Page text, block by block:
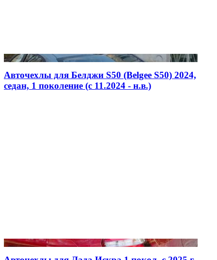
Авточехлы для Белджи S50 (Belgee S50) 2024,
седан, 1 поколение (c 11.2024 - н.в.)